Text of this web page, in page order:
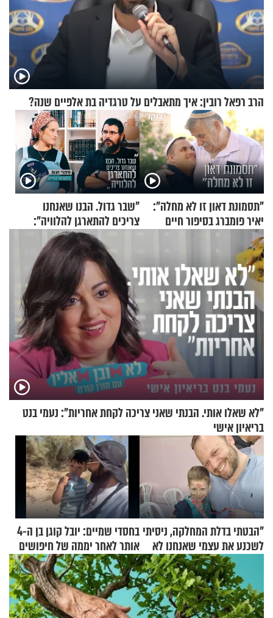
הרב רפאל רובין: איך מתאבלים על טרגדיה בת אלפיים שנה?
"תסמונת דאון זו לא מחלה":
יאיר פומברג בסיפור חיים
מעורר השראה
"שבר גדול. הבנו שאנחנו
צריכים להתארגן להלוויה":
זוגיות במבחן, הפעם עם מרים
וגד דנינו
"לא שאלו אותי. הבנתי שאני צריכה לקחת אחריות": נעמי בנט
בריאיון אישי
"הבטתי בדלת המחלקה, ניסיתי
לשכנע את עצמי שאנחנו לא
שייכים לשם"
בחסדי שמיים: יובל קוגן בן ה-4
אותר לאחר יממה של חיפושים